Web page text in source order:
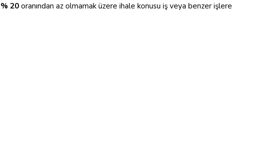
% 20oranından az olmamak üzere ihale konusu iş veya benzer işlere